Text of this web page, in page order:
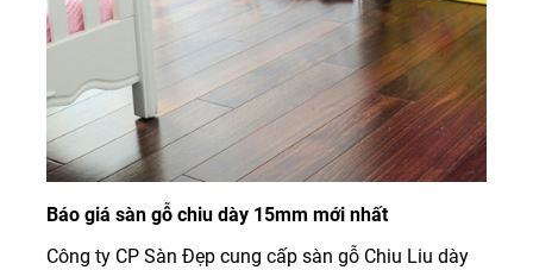
Báo giá sàn gỗ chiu dày 15mm mới nhất
Công ty CP Sàn Đẹp cung cấp sàn gỗ Chiu Liu dày